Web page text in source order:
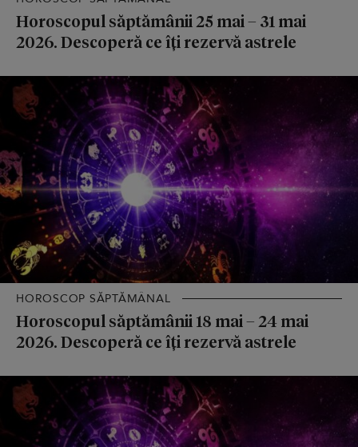
Horoscopul săptămânii 25 mai – 31 mai
2026. Descoperă ce îți rezervă astrele
HOROSCOP SĂPTĂMÂNAL
Horoscopul săptămânii 18 mai – 24 mai
2026. Descoperă ce îți rezervă astrele